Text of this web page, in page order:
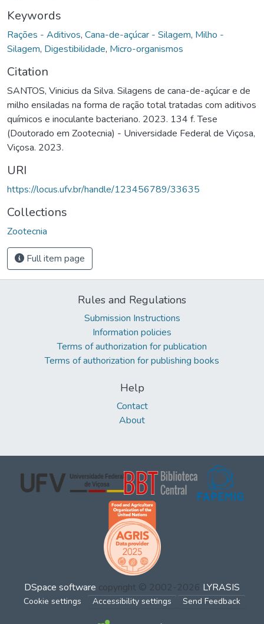
Keywords
Rações - Aditivos, Cana-de-açúcar - Silagem, Milho -
Silagem, Digestibilidade, Micro-organismos
Citation
SANTOS, Vinicius da Silva. Silagens de cana-de-açúcar e de
milho ensiladas na forma de ração total tratadas com aditivos
químicos e inoculante bacteriano. 2023. 134 f. Tese
(Doutorado em Zootecnia) - Universidade Federal de Viçosa,
Viçosa. 2023.
URI
https://locus.ufv.br/handle/123456789/33635
Collections
Zootecnia
Full item page
Rules and Regulations
Submission Instructions
Information policies
Terms of authorization for publication
Terms of authorization for publishing books
Help
Contact
About
DSpace software copyright © 2002-2026 LYRASIS
Cookie settings Accessibility settings Send Feedback